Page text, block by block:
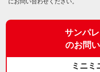
にお問い合わせください。
サンパ
のお問
ミニミ